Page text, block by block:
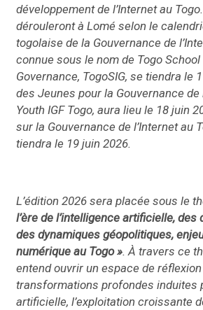
développement de l’Internet au
dérouleront à Lomé selon le
togolaise de la Gouvernance de
connue sous le nom de Togo
Governance, TogoSIG, se tiendra le
des Jeunes pour la Gouvernance de
Youth IGF Togo, aura lieu le 18 juin
sur la Gouvernance de l’Internet au
tiendra le 19 juin 2026.
L’édition 2026 sera placée sous le
l’ère de l’intelligence artificielle,
des dynamiques géopolitiques,
numérique au Togo ». À travers ce
entend ouvrir un espace de
transformations profondes induites
artificielle, l’exploitation croissante